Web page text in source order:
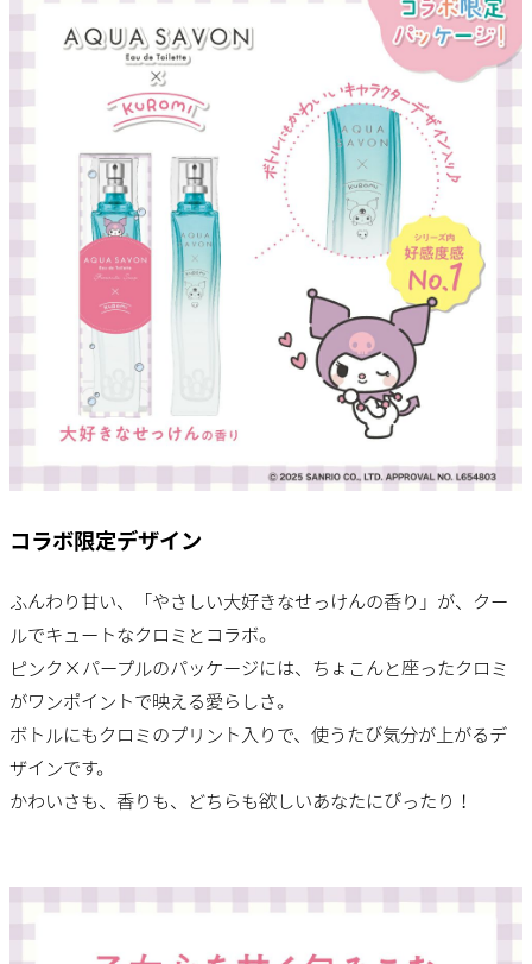
コラボ限定デザイン
ふんわり甘い、「やさしい大好きなせっけんの香り」が、クー
ルでキュートなクロミとコラボ。
ピンク×パープルのパッケージには、ちょこんと座ったクロミ
がワンポイントで映える愛らしさ。
ボトルにもクロミのプリント入りで、使うたび気分が上がるデ
ザインです。
かわいさも、香りも、どちらも欲しいあなたにぴったり！